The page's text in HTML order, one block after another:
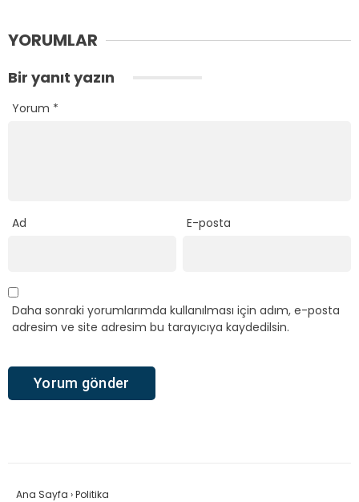
YORUMLAR
Bir yanıt yazın
Yorum *
Ad E-posta
Daha sonraki yorumlarımda kullanılması için adım, e-posta
adresim ve site adresim bu tarayıcıya kaydedilsin.
Ana Sayfa ›Politika